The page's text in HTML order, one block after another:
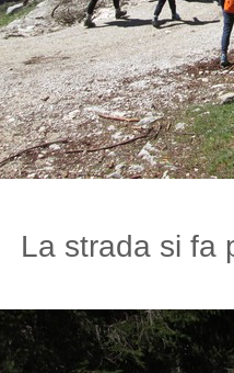
La strada si fa